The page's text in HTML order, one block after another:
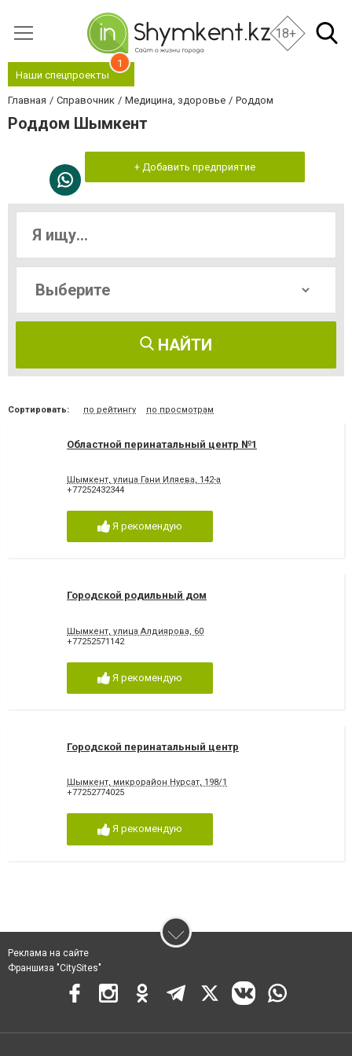
18+
Наши спецпроекты
1
Главная Справочник Медицина, здоровье Роддом
Роддом Шымкент
+ Добавить предприятие
НАЙТИ
Сортировать: по рейтингу по просмотрам
Областной перинатальный центр №1
Шымкент, улица Гани Иляева, 142-а
+77252432344
Я рекомендую
Городской родильный дом
Шымкент, улица Алдиярова, 60
+77252571142
Я рекомендую
Городской перинатальный центр
Шымкент, микрорайон Нурсат, 198/1
+77252774025
Я рекомендую
Реклама на сайте
Франшиза "CitySites"